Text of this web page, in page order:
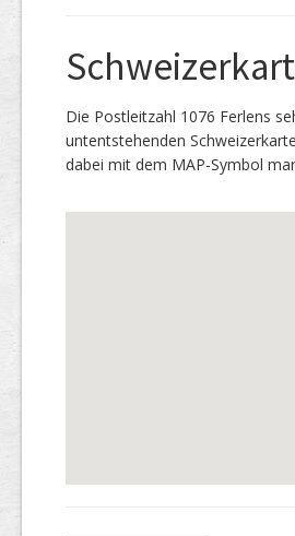
Die Postleitzahl 1076 Ferlens
untentstehenden
dabei mit dem MAP-Symbol